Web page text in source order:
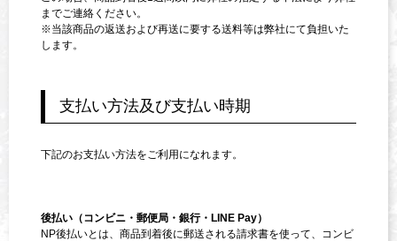
までご連絡ください。
※当該商品の返送および再送に要する送料等は弊社にて負担いた
します。
支払い方法及び支払い時期
下記のお支払い方法をご利用になれます。
後払い（コンビニ・郵便局・銀行・LINE Pay）
NP後払いとは、商品到着後に郵送される請求書を使って、コンビ